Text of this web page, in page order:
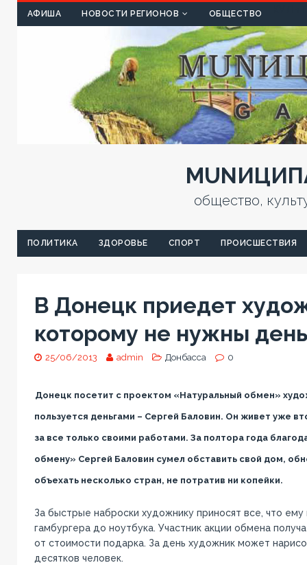
АФИША НОВОСТИ РЕГИОНОВ ОБЩЕСТВО
общество,
ПОЛИТИКА ЗДОРОВЬЕ СПОРТ ПРОИСШЕСТВИЯ
В Донецк приедет
которому не нужны
25/06/2013 admin Донбасса 0
Донецк посетит с проектом «Натуральный обмен»
пользуется деньгами – Сергей Баловин. Он живет уже
за все только своими работами. За полтора года
обмену» Сергей Баловин сумел обставить свой дом,
объехать несколько стран, не потратив ни копейки.
За быстрые наброски художнику приносят все, что
гамбургера до ноутбука. Участник акции обмена
от стоимости подарка. За день художник может
десятков человек.